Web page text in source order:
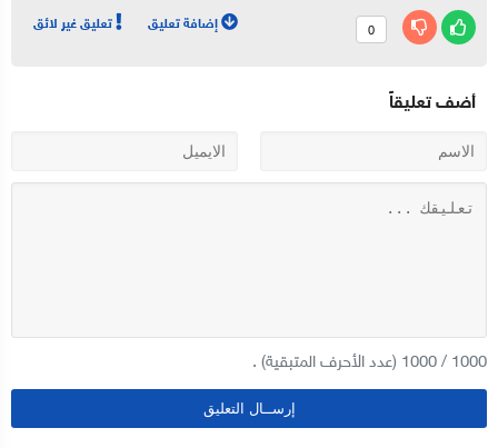
0 إضافة تعليق تعليق غير لائق
أضف تعليقاً
1000
/
1000 (عدد الأحرف المتبقية) .